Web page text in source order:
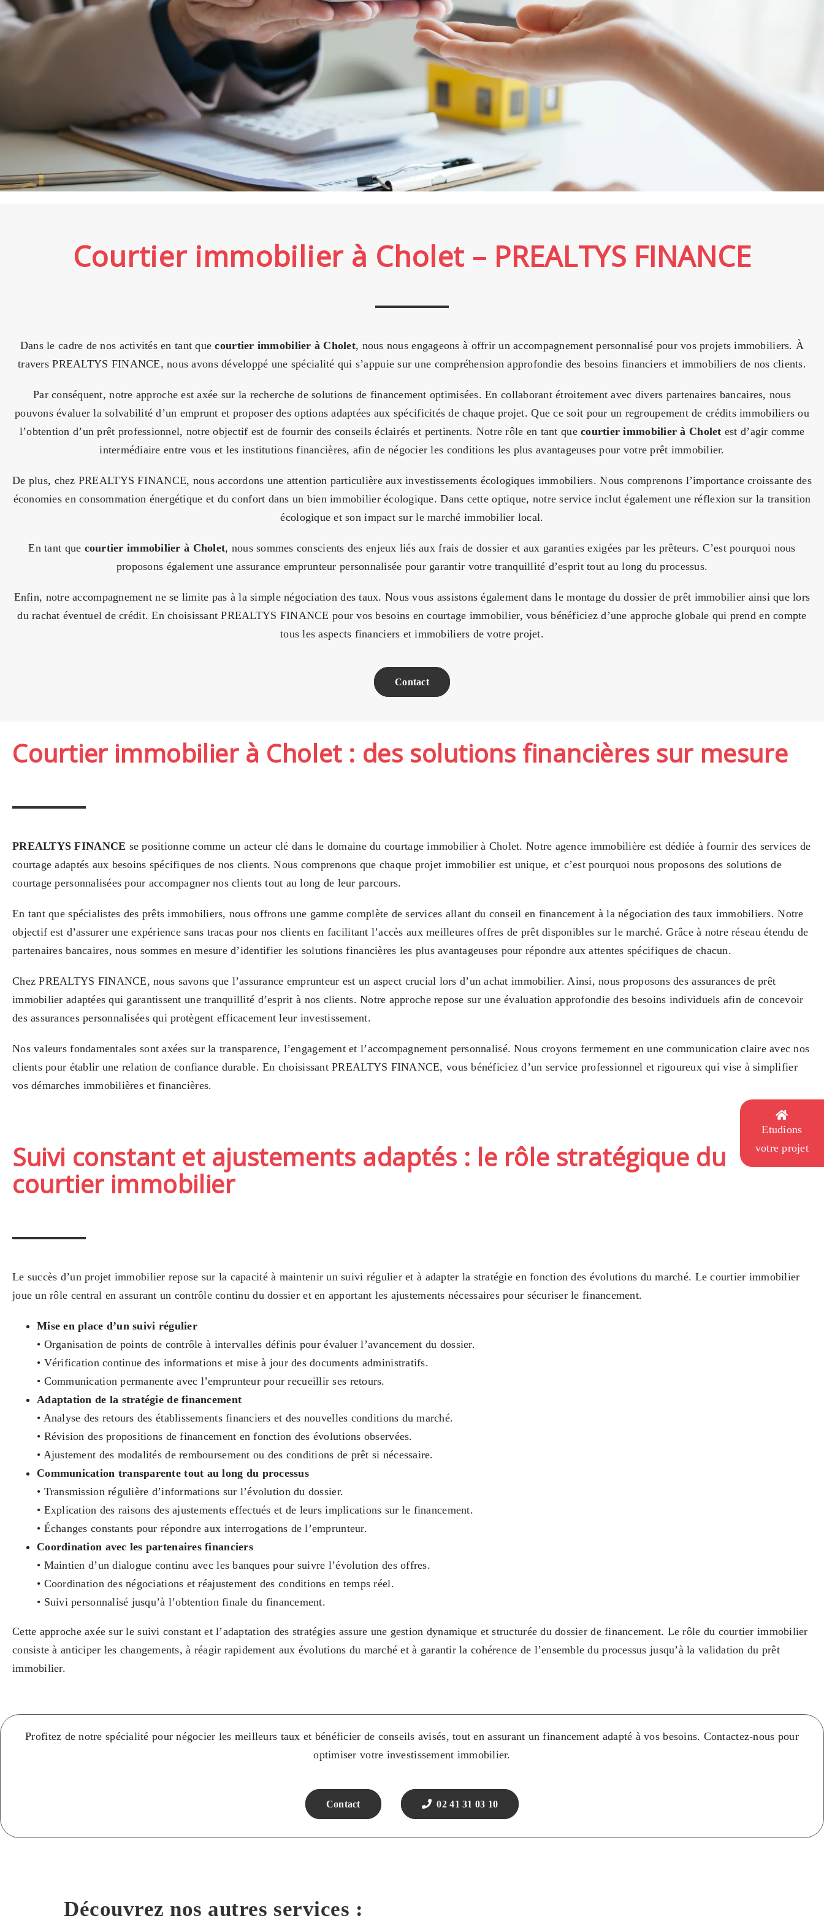
Courtier immobilier à Cholet – PREALTYS FINANCE
Dans le cadre de nos activités en tant quecourtier immobilier à Cholet, nous nous engageons à offrir un accompagnement personnalisé pour vos projets immobiliers. À
travers PREALTYS FINANCE, nous avons développé une spécialité qui s’appuie sur une compréhension approfondie des besoins financiers et immobiliers de nos clients.
Par conséquent, notre approche est axée sur la recherche de solutions de financement optimisées. En collaborant étroitement avec divers partenaires bancaires, nous
pouvons évaluer la solvabilité d’un emprunt et proposer des options adaptées aux spécificités de chaque projet. Que ce soit pour un regroupement de crédits immobiliers ou
l’obtention d’un prêt professionnel, notre objectif est de fournir des conseils éclairés et pertinents. Notre rôle en tant quecourtier immobilier à Cholet est d’agir comme
intermédiaire entre vous et les institutions financières, afin de négocier les conditions les plus avantageuses pour votre prêt immobilier.
De plus, chez PREALTYS FINANCE, nous accordons une attention particulière aux investissements écologiques immobiliers. Nous comprenons l’importance croissante des
économies en consommation énergétique et du confort dans un bien immobilier écologique. Dans cette optique, notre service inclut également une réflexion sur la transition
écologique et son impact sur le marché immobilier local.
En tant que courtier immobilier à Cholet, nous sommes conscients des enjeux liés aux frais de dossier et aux garanties exigées par les prêteurs. C’est pourquoi nous
proposons également une assurance emprunteur personnalisée pour garantir votre tranquillité d’esprit tout au long du processus.
Enfin, notre accompagnement ne se limite pas à la simple négociation des taux. Nous vous assistons également dans le montage du dossier de prêt immobilier ainsi que lors
du rachat éventuel de crédit. En choisissant PREALTYS FINANCE pour vos besoins en courtage immobilier, vous bénéficiez d’une approche globale qui prend en compte
tous les aspects financiers et immobiliers de votre projet.
Contact
Courtier immobilier à Cholet : des solutions financières sur mesure
PREALTYS FINANCE se positionne comme un acteur clé dans le domaine du courtage immobilier à Cholet. Notre agence immobilière est dédiée à fournir des services de
courtage adaptés aux besoins spécifiques de nos clients. Nous comprenons que chaque projet immobilier est unique, et c’est pourquoi nous proposons des solutions de
courtage personnalisées pour accompagner nos clients tout au long de leur parcours.
En tant que spécialistes des prêts immobiliers, nous offrons une gamme complète de services allant du conseil en financement à la négociation des taux immobiliers. Notre
objectif est d’assurer une expérience sans tracas pour nos clients en facilitant l’accès aux meilleures offres de prêt disponibles sur le marché. Grâce à notre réseau étendu de
partenaires bancaires, nous sommes en mesure d’identifier les solutions financières les plus avantageuses pour répondre aux attentes spécifiques de chacun.
Chez PREALTYS FINANCE, nous savons que l’assurance emprunteur est un aspect crucial lors d’un achat immobilier. Ainsi, nous proposons des assurances de prêt
immobilier adaptées qui garantissent une tranquillité d’esprit à nos clients. Notre approche repose sur une évaluation approfondie des besoins individuels afin de concevoir
des assurances personnalisées qui protègent efficacement leur investissement.
Nos valeurs fondamentales sont axées sur la transparence, l’engagement et l’accompagnement personnalisé. Nous croyons fermement en une communication claire avec nos
clients pour établir une relation de confiance durable. En choisissant PREALTYS FINANCE, vous bénéficiez d’un service professionnel et rigoureux qui vise à simplifier
vos démarches immobilières et financières.
Suivi constant et ajustements adaptés : le rôle stratégique du
courtier immobilier
Le succès d’un projet immobilier repose sur la capacité à maintenir un suivi régulier et à adapter la stratégie en fonction des évolutions du marché. Le courtier immobilier
joue un rôle central en assurant un contrôle continu du dossier et en apportant les ajustements nécessaires pour sécuriser le financement.
Mise en place d’un suivi régulier
• Organisation de points de contrôle à intervalles définis pour évaluer l’avancement du dossier.
• Vérification continue des informations et mise à jour des documents administratifs.
• Communication permanente avec l’emprunteur pour recueillir ses retours.
Adaptation de la stratégie de financement
• Analyse des retours des établissements financiers et des nouvelles conditions du marché.
• Révision des propositions de financement en fonction des évolutions observées.
• Ajustement des modalités de remboursement ou des conditions de prêt si nécessaire.
Communication transparente tout au long du processus
• Transmission régulière d’informations sur l’évolution du dossier.
• Explication des raisons des ajustements effectués et de leurs implications sur le financement.
• Échanges constants pour répondre aux interrogations de l’emprunteur.
Coordination avec les partenaires financiers
• Maintien d’un dialogue continu avec les banques pour suivre l’évolution des offres.
• Coordination des négociations et réajustement des conditions en temps réel.
• Suivi personnalisé jusqu’à l’obtention finale du financement.
Cette approche axée sur le suivi constant et l’adaptation des stratégies assure une gestion dynamique et structurée du dossier de financement. Le rôle du courtier immobilier
consiste à anticiper les changements, à réagir rapidement aux évolutions du marché et à garantir la cohérence de l’ensemble du processus jusqu’à la validation du prêt
immobilier.
Profitez de notre spécialité pour négocier les meilleurs taux et bénéficier de conseils avisés, tout en assurant un financement adapté à vos besoins. Contactez-nous pour
optimiser votre investissement immobilier.
Contact 02 41 31 03 10
Découvrez nos autres services :
Etudions
votre projet